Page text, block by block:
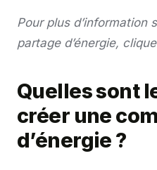
Pour plus d’information
partage d’énergie,
Quelles sont
créer une
d’énergie ?